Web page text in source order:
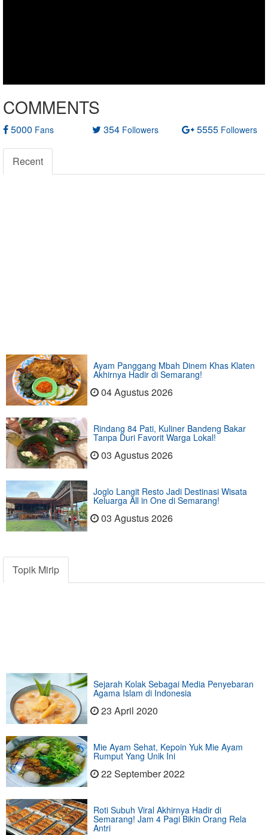
COMMENTS
5000 Fans 354 Followers 5555 Followers
Recent
Ayam Panggang Mbah Dinem Khas Klaten
Akhirnya Hadir di Semarang!
04 Agustus 2026
Rindang 84 Pati, Kuliner Bandeng Bakar
Tanpa Duri Favorit Warga Lokal!
03 Agustus 2026
Joglo Langit Resto Jadi Destinasi Wisata
Keluarga All in One di Semarang!
03 Agustus 2026
Topik Mirip
Sejarah Kolak Sebagai Media Penyebaran
Agama Islam di Indonesia
23 April 2020
Mie Ayam Sehat, Kepoin Yuk Mie Ayam
Rumput Yang Unik Ini
22 September 2022
Roti Subuh Viral Akhirnya Hadir di
Semarang! Jam 4 Pagi Bikin Orang Rela
Antri